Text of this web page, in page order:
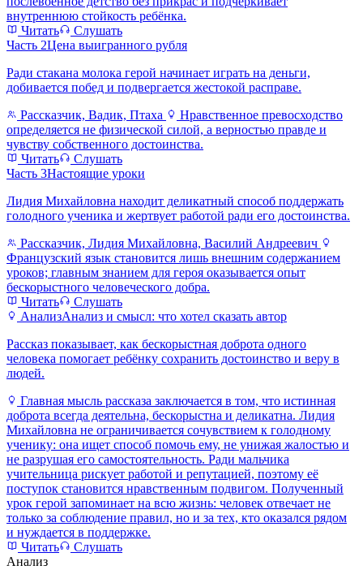
внутреннюю стойкость ребёнка.
Читать
Слушать
Часть 2Цена выигранного рубля
Ради стакана молока герой начинает играть на деньги,
добивается побед и подвергается жестокой расправе.
Рассказчик, Вадик, Птаха
Нравственное превосходство
определяется не физической силой, а верностью правде и
чувству собственного достоинства.
Читать
Слушать
Часть 3Настоящие уроки
Лидия Михайловна находит деликатный способ поддержать
голодного ученика и жертвует работой ради его достоинства.
Рассказчик, Лидия Михайловна, Василий Андреевич
Французский язык становится лишь внешним содержанием
уроков; главным знанием для героя оказывается опыт
бескорыстного человеческого добра.
Читать
Слушать
АнализАнализ и смысл: что хотел сказать автор
Рассказ показывает, как бескорыстная доброта одного
человека помогает ребёнку сохранить достоинство и веру в
людей.
Главная мысль рассказа заключается в том, что истинная
доброта всегда деятельна, бескорыстна и деликатна. Лидия
Михайловна не ограничивается сочувствием к голодному
ученику: она ищет способ помочь ему, не унижая жалостью и
не разрушая его самостоятельность. Ради мальчика
учительница рискует работой и репутацией, поэтому её
поступок становится нравственным подвигом. Полученный
урок герой запоминает на всю жизнь: человек отвечает не
только за соблюдение правил, но и за тех, кто оказался рядом
и нуждается в поддержке.
Читать
Слушать
Анализ